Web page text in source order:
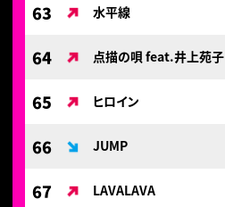
63 水平線
64 点描の唄 feat.井上苑子
65 ヒロイン
66 JUMP
67 LAVALAVA